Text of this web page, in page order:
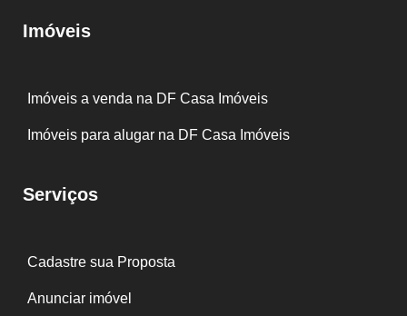
Imóveis
Imóveis a venda na DF Casa Imóveis
Imóveis para alugar na DF Casa Imóveis
Serviços
Cadastre sua Proposta
Anunciar imóvel